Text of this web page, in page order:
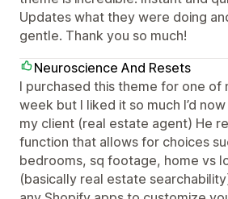
Updates what they were doing
gentle. Thank you so much!
Neuroscience And Resets
I purchased this theme for one of
week but I liked it so much I’d
my client (real estate agent) He
function that allows for choices
bedrooms, sq footage, home vs
(basically real estate